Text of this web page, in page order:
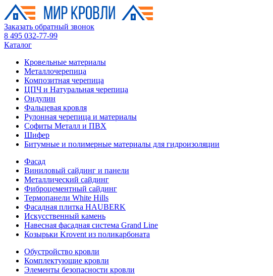
Заказать обратный звонок
8 495 032-77-99
Каталог
Кровельные материалы
Металлочерепица
Композитная черепица
ЦПЧ и Натуральная черепица
Ондулин
Фальцевая кровля
Рулонная черепица и материалы
Софиты Металл и ПВХ
Шифер
Битумные и полимерные материалы для гидроизоляции
Фасад
Виниловый сайдинг и панели
Металлический сайдинг
Фиброцементный сайдинг
Термопанели White Hills
Фасадная плитка HAUBERK
Искусственный камень
Навесная фасадная система Grand Line
Козырьки Krovent из поликарбоната
Обустройство кровли
Комплектующие кровли
Элементы безопасности кровли